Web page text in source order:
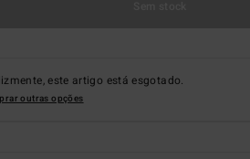
este artigo está esgotado.
outras opções